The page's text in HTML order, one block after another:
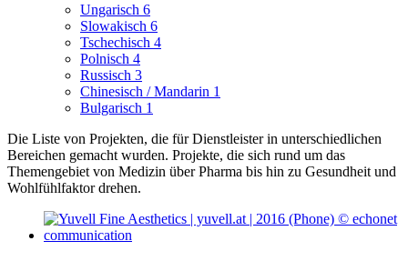
Ungarisch 6
Slowakisch 6
Tschechisch 4
Polnisch 4
Russisch 3
Chinesisch / Mandarin 1
Bulgarisch 1
Die Liste von Projekten, die für Dienstleister in unterschiedlichen
Bereichen gemacht wurden. Projekte, die sich rund um das
Themengebiet von Medizin über Pharma bis hin zu Gesundheit und
Wohlfühlfaktor drehen.